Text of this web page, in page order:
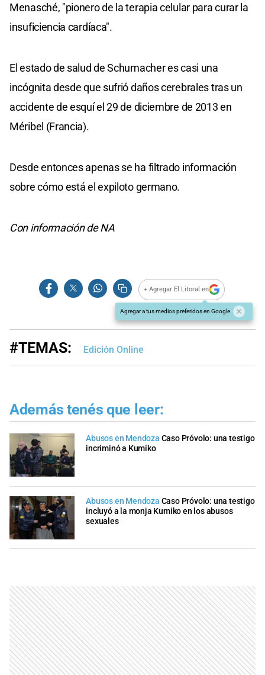
Menasché, "pionero de la terapia celular para curar la
insuficiencia cardíaca".
El estado de salud de Schumacher es casi una
incógnita desde que sufrió daños cerebrales tras un
accidente de esquí el 29 de diciembre de 2013 en
Méribel (Francia).
Desde entonces apenas se ha filtrado información
sobre cómo está el expiloto germano.
Con información de NA
+ Agregar El Litoral en
Agregar a tus medios preferidos en Google
#TEMAS: Edición Online
Además tenés que leer:
Abusos en Mendoza Caso Próvolo: una testigo
incriminó a Kumiko
Abusos en Mendoza Caso Próvolo: una testigo
incluyó a la monja Kumiko en los abusos
sexuales